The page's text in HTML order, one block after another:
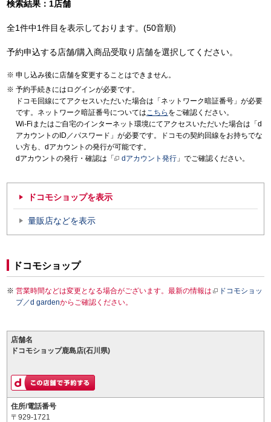
検索結果：1店舗
全1件中1件目を表示しております。(50音順)
予約申込する店舗/購入商品受取り店舗を選択してください。
申し込み後に店舗を変更することはできません。
予約手続きにはログインが必要です。
ドコモ回線にてアクセスいただいた場合は「ネットワーク暗証番号」が必要
です。ネットワーク暗証番号についてはこちら をご確認ください。
Wi-Fiまたはご自宅のインターネット環境にてアクセスいただいた場合は「d
アカウントのID／パスワード」が必要です。ドコモの契約回線をお持ちでな
い方も、dアカウントの発行が可能です。
dアカウントの発行・確認は「
dアカウント発行 」でご確認ください。
ドコモショップを表示
量販店などを表示
ドコモショップ
営業時間などは変更となる場合がございます。最新の情報は
ドコモショッ
プ／d gardenからご確認ください。
店舗名
ドコモショップ鹿島店(石川県)
住所/電話番号
〒929-1721